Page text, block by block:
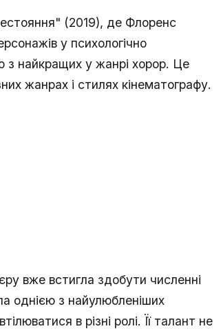
(2019), де Флоренс
у психологічно
з найкращих у жанрі хорор. Це
жанрах і стилях кінематографу.
вже встигла здобути численні
однією з найулюбленіших
в різні ролі. Її талант не